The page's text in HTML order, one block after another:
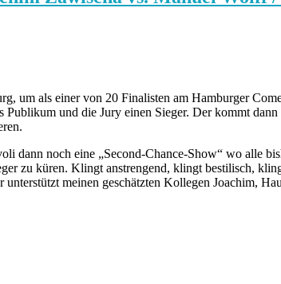
um als einer von 20 Finalisten am Hamburger
und die Jury einen Sieger. Der kommt
dann noch eine „Second-Chance-Show“ wo alle
zu küren. Klingt anstrengend, klingt bestilisch,
meinen geschätzten Kollegen Joachim,